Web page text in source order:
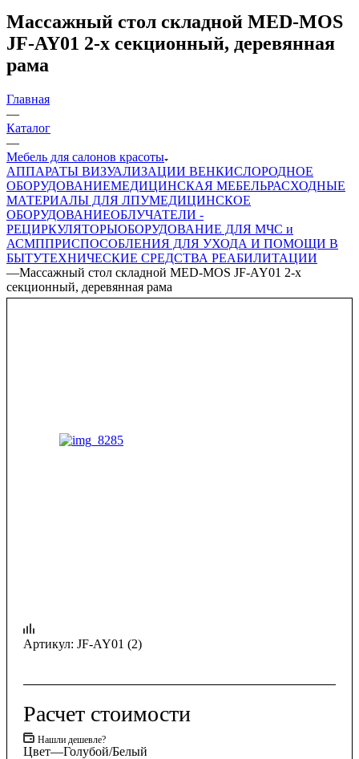
Массажный стол складной MED-MOS
JF-AY01 2-х секционный, деревянная
рама
Главная
—
Каталог
—
Мебель для салонов красоты
АППАРАТЫ ВИЗУАЛИЗАЦИИ ВЕНКИСЛОРОДНОЕ
ОБОРУДОВАНИЕМЕДИЦИНСКАЯ МЕБЕЛЬРАСХОДНЫЕ
МАТЕРИАЛЫ ДЛЯ ЛПУМЕДИЦИНСКОЕ
ОБОРУДОВАНИЕОБЛУЧАТЕЛИ -
РЕЦИРКУЛЯТОРЫОБОРУДОВАНИЕ ДЛЯ МЧС и
АСМППРИСПОСОБЛЕНИЯ ДЛЯ УХОДА И ПОМОЩИ В
БЫТУТЕХНИЧЕСКИЕ СРЕДСТВА РЕАБИЛИТАЦИИ
—Массажный стол складной MED-MOS JF-AY01 2-х
секционный, деревянная рама
Артикул: JF-AY01 (2)
Расчет стоимости
Нашли дешевле?
Цвет—Голубой/Белый